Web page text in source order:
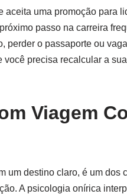
uma promoção para
passo na carreira
perder o passaporte ou
precisa recalcular a
Viagem
um destino claro, é um dos
A psicologia onírica